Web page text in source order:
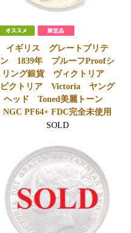
イギリス グレートブリテ
ン 1839年 プルーフProofシ
リング銀貨 ヴィクトリア
ビクトリア Victoria ヤング
ヘッド Toned美麗トーン
NGC PF64+ FDC完全未使用
SOLD